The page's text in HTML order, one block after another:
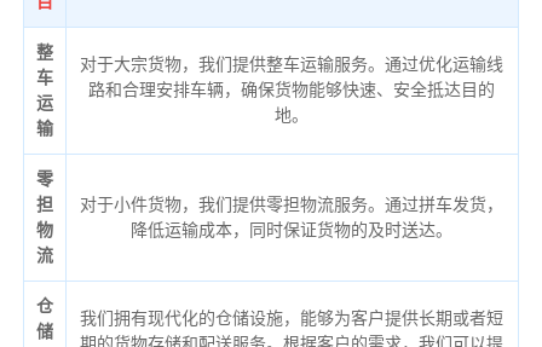
整
车
运
输
对于大宗货物，我们提供整车运输服务。通过优化运输线
路和合理安排车辆，确保货物能够快速、安全抵达目的
地。
零
担
物
流
对于小件货物，我们提供零担物流服务。通过拼车发货，
降低运输成本，同时保证货物的及时送达。
仓
储
我们拥有现代化的仓储设施，能够为客户提供长期或者短